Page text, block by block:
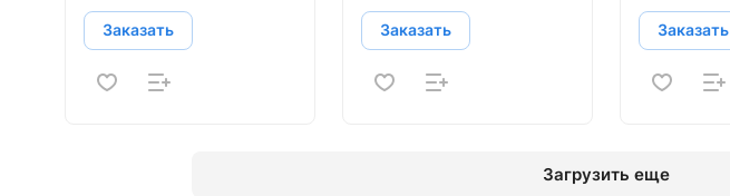
Заказать Заказать Заказать
Загрузить еще